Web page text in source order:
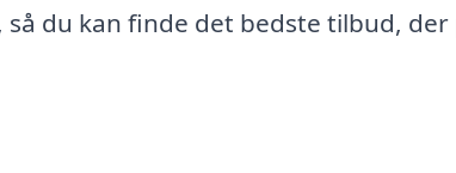
så du kan finde det bedste tilbud,